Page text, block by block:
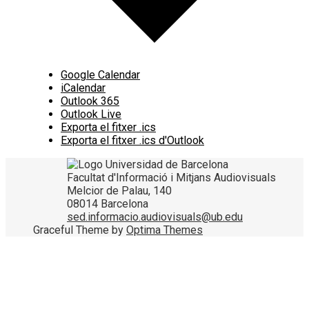
Google Calendar
iCalendar
Outlook 365
Outlook Live
Exporta el fitxer .ics
Exporta el fitxer .ics d'Outlook
Facultat d'Informació i Mitjans Audiovisuals
Melcior de Palau, 140
08014 Barcelona
sed.informacio.audiovisuals@ub.edu
Graceful Theme by Optima Themes